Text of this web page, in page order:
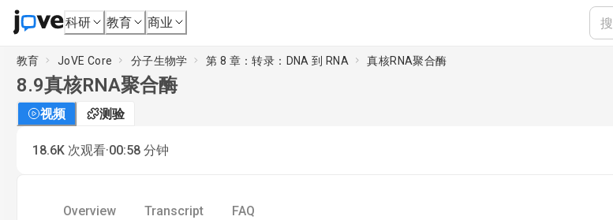
科研 教育 商业
教育 JoVE Core 分子生物学 第 8 章：转录：DNA 到 RNA 真核RNA聚合酶
8.9真核RNA聚合酶
视频 测验
18.6K 次观看·00:58 分钟
Overview Transcript FAQ